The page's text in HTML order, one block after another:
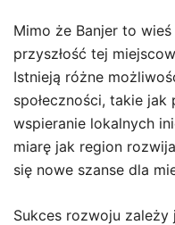
Mimo że Banjer to
przyszłość tej
Istnieją różne
społeczności, takie
wspieranie lokalnych
miarę jak region
się nowe szanse dla
Sukces rozwoju